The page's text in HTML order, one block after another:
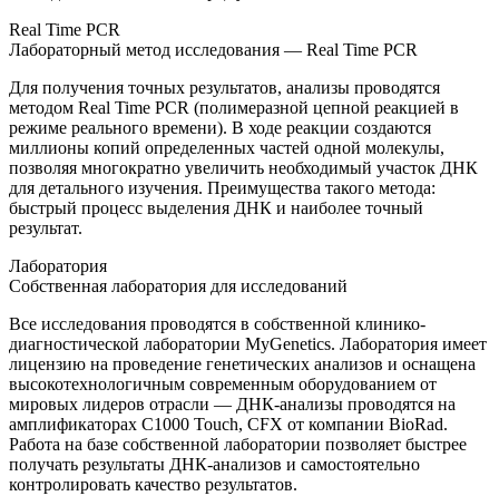
Real Time PCR
Лабораторный метод исследования — Real Time PCR
Для получения точных результатов, анализы проводятся
методом Real Time PCR (полимеразной цепной реакцией в
режиме реального времени). В ходе реакции создаются
миллионы копий определенных частей одной молекулы,
позволяя многократно увеличить необходимый участок ДНК
для детального изучения. Преимущества такого метода:
быстрый процесс выделения ДНК и наиболее точный
результат.
Лаборатория
Собственная лаборатория для исследований
Все исследования проводятся в собственной клинико-
диагностической лаборатории MyGenetics. Лаборатория имеет
лицензию на проведение генетических анализов и оснащена
высокотехнологичным современным оборудованием от
мировых лидеров отрасли — ДНК-анализы проводятся на
амплификаторах C1000 Touch, CFX от компании BioRad.
Работа на базе собственной лаборатории позволяет быстрее
получать результаты ДНК-анализов и самостоятельно
контролировать качество результатов.